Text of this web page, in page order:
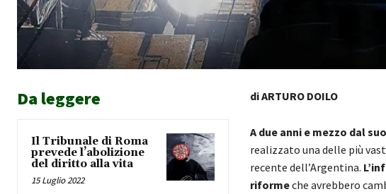
Da leggere
Il Tribunale di Roma
prevede l’abolizione
del diritto alla vita
15 Luglio 2022
di ARTURO DOILO
A due anni e mezzo dal
realizzato una delle più
recente dell’Argentina.
riformeche avrebbero